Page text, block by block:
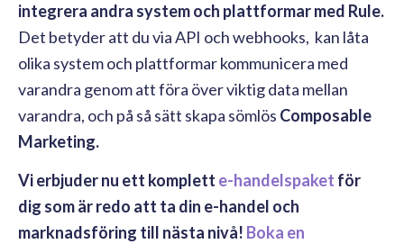
integrera andra system och plattformar med Rule.
Det betyder att du via API ochwebhooks, kan låta
olika system och plattformar kommunicera med
varandra genom att föra över viktig data mellan
varandra, och på så sätt skapa sömlös Composable
Marketing.
Vi erbjuder nu ett komplett e-handelspaket för
dig som är redo att ta din e-handel och
marknadsföring till nästa nivå! Boka en